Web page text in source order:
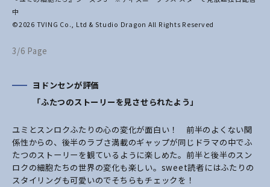
中
©2026 TVING Co., Ltd & Studio Dragon All Rights Reserved
3/6 Page
ヨドンセンが評価
「ふたつのストーリーを見させられたよう」
ユミとスンロクふたりの心の変化が面白い！ 前半のよくない関
係性からの、後半のラブさ満載のギャップが同じドラマの中でふ
たつのストーリーを観ているように楽しめた。前半と後半のスン
ロクの細胞たちの世界の変化も楽しい。sweet読者にはふたりの
スタイリングも可愛いのでそちらもチェックを！